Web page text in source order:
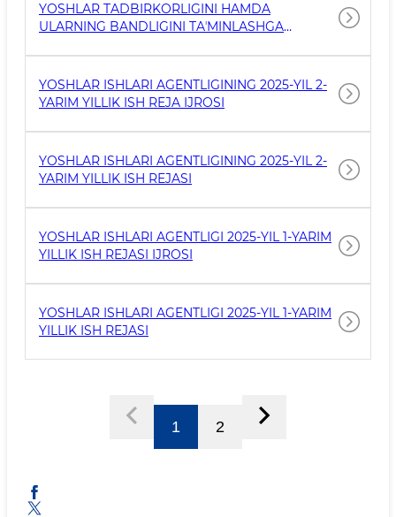
YOSHLAR TADBIRKORLIGINI HAMDA
ULARNING BANDLIGINI TAʼMINLASHGA
YOSHLAR ISHLARI AGENTLIGINING 2025-YIL 2-
YARIM YILLIK ISH REJA IJROSI
YOSHLAR ISHLARI AGENTLIGINING 2025-YIL 2-
YARIM YILLIK ISH REJASI
YOSHLAR ISHLARI AGENTLIGI 2025-YIL 1-YARIM
YILLIK ISH REJASI IJROSI
YOSHLAR ISHLARI AGENTLIGI 2025-YIL 1-YARIM
YILLIK ISH REJASI
1 2